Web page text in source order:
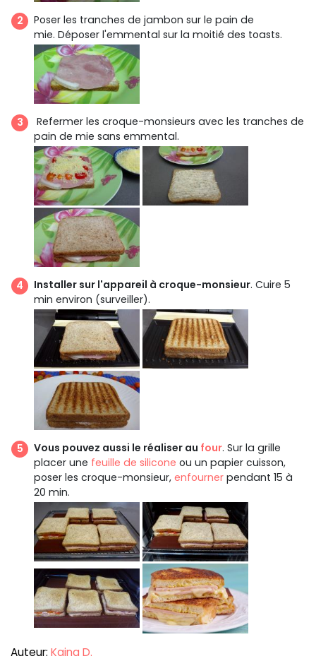
Poser les tranches de jambon sur le pain de
mie. Déposer l'emmental sur la moitié des toasts.
Refermer les croque-monsieurs avec les tranches de
pain de mie sans emmental.
Installer sur l'appareil à croque-monsieur. Cuire 5
min environ (surveiller).
Vous pouvez aussi le réaliser au four. Sur la grille
placer une feuille de silicone ou un papier cuisson,
poser les croque-monsieur, enfourner pendant 15 à
20 min.
Auteur: Kaina D.